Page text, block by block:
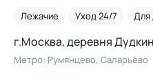
Лежачие Уход 24/7 Для
г.Москва, деревня
Метро: Румянцево, Саларьево